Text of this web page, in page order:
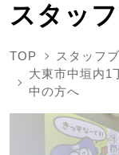
スタッ
TOP
スタッフ
大東市中垣内1
中の方へ